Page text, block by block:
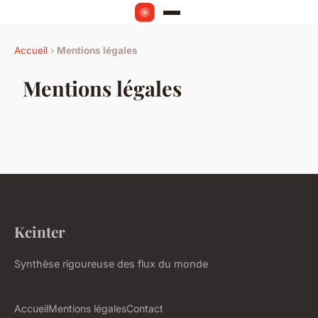
Accueil › Mentions légales
Mentions légales
Kcinter
Synthèse rigoureuse des flux du monde
AccueilMentions légalesContact